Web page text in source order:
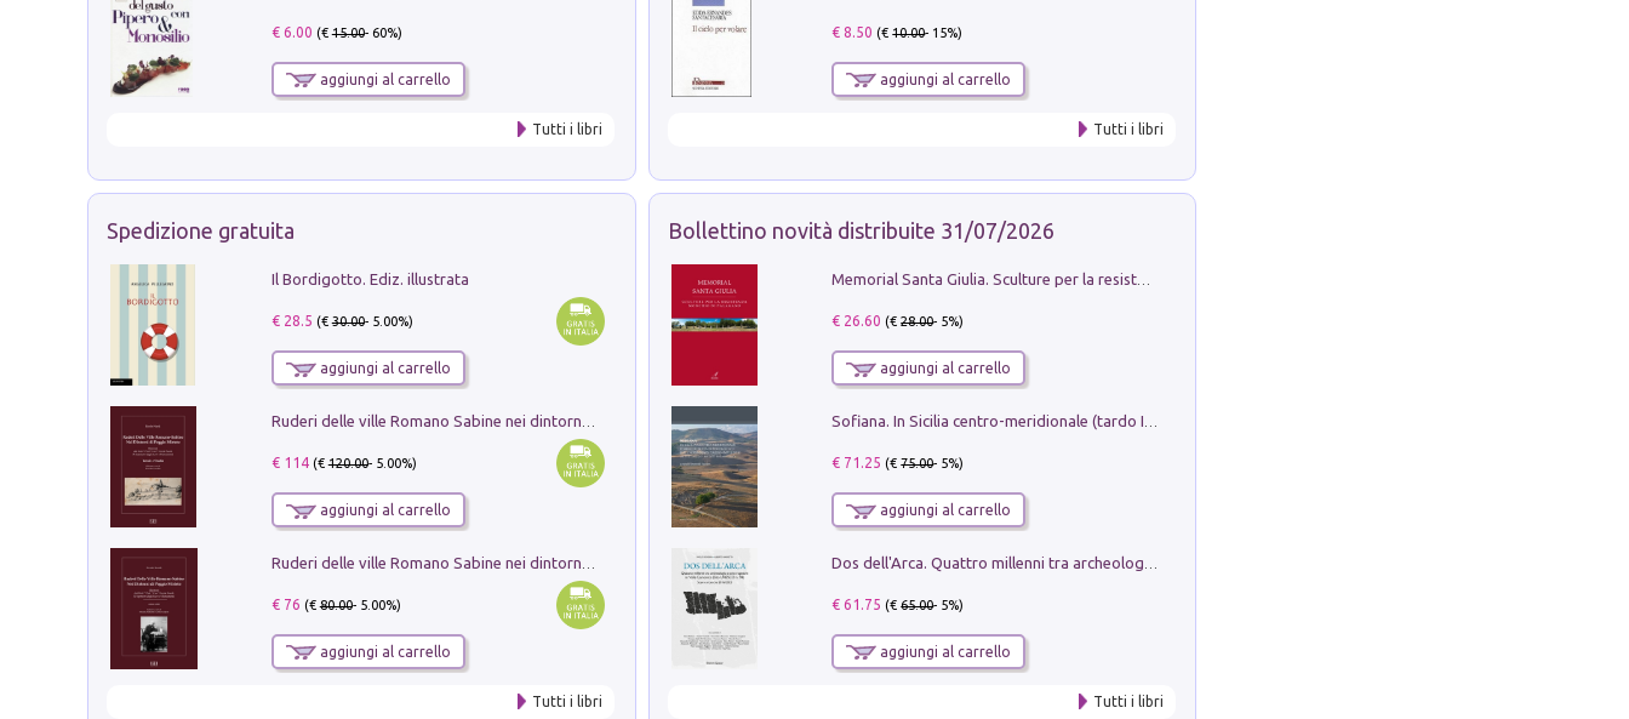
€ 6.00 (€15.00- 60%)
aggiungi al carrello
Tutti i libri
€ 8.50 (€10.00- 15%)
aggiungi al carrello
Tutti i libri
Spedizione gratuita
Il Bordigotto. Ediz. illustrata
€ 28.5 (€30.00- 5.00%)
aggiungi al carrello
€ 114(€120.00- 5.00%)
aggiungi al carrello
€ 76 (€80.00- 5.00%)
aggiungi al carrello
Tutti i libri
Bollettino novità distribuite 31/07/2026
€ 26.60 (€28.00- 5%)
aggiungi al carrello
€ 71.25 (€75.00- 5%)
aggiungi al carrello
€ 61.75 (€65.00- 5%)
aggiungi al carrello
Tutti i libri